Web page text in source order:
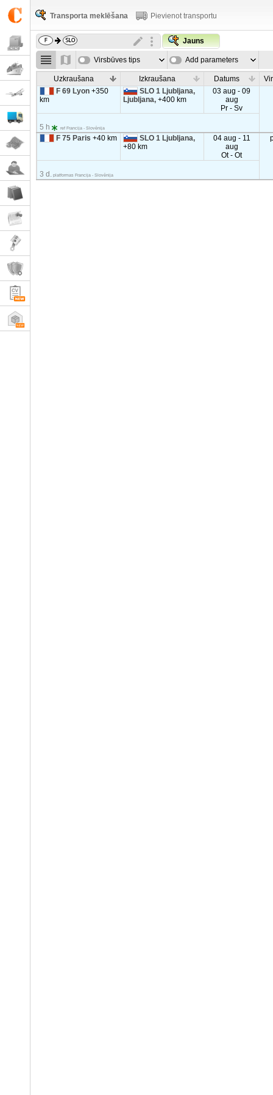
Transporta meklēšana Pievienot transportu
Jauns
Virsbūves tips Add parameters
Uzkraušana Izkraušana Datums
F 69 Lyon+350
km
SLO 1 Ljubljana,
Ljubljana,+400 km
03 aug - 09
aug
Pr - Sv
5 h ref Francija - Slovēnija
F 75 Paris+40 km
SLO 1 Ljubljana,
+80 km
04 aug - 11
aug
Ot - Ot
3 d. platformas Francija - Slovēnija